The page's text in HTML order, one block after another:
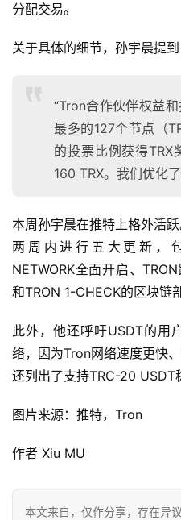
分配交易。
关于具体的细节，孙宇晨提到
“Tron合作伙伴权益
最多的127个节点（
的投票比例获得TRX
160 TRX。我们优化
本周孙宇晨在推特上格外活
两周内进行五大更新，
NETWORK全面开启、
和TRON 1-CHECK的区块链
此外，他还呼吁USDT的用
络，因为Tron网络速度更快
还列出了支持TRC-20 USDT
图片来源：推特，Tron
作者 Xiu MU
本文来自 ，仅作分享，存在异